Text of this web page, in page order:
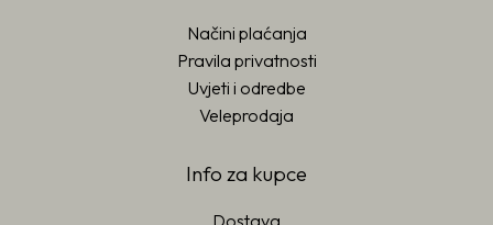
Načini plaćanja
Pravila privatnosti
Uvjeti i odredbe
Veleprodaja
Info za kupce
Dostava